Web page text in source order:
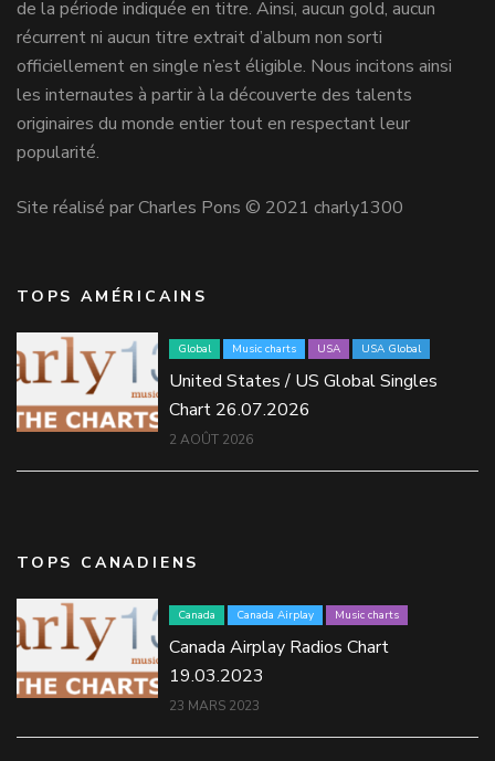
de la période indiquée en titre. Ainsi, aucun gold, aucun
récurrent ni aucun titre extrait d’album non sorti
officiellement en single n’est éligible. Nous incitons ainsi
les internautes à partir à la découverte des talents
originaires du monde entier tout en respectant leur
popularité.
Site réalisé par Charles Pons © 2021 charly1300
TOPS AMÉRICAINS
Global Music charts USA USA Global
United States / US Global Singles
Chart 26.07.2026
2 AOÛT 2026
TOPS CANADIENS
Canada Canada Airplay Music charts
Canada Airplay Radios Chart
19.03.2023
23 MARS 2023